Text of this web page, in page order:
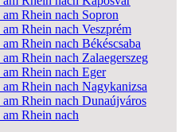
Rhein nach Sopron
Rhein nach Veszprém
Rhein nach Békéscsaba
Rhein nach Zalaegerszeg
Rhein nach Eger
Rhein nach Nagykanizsa
Rhein nach Dunaújváros
Rhein nach